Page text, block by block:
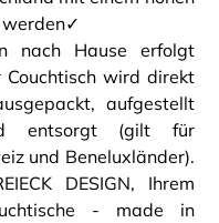
nach Hause erfolgt
Couchtisch wird direkt
aufgestellt
entsorgt (gilt für
und Beneluxländer).
DESIGN, Ihrem
- made in